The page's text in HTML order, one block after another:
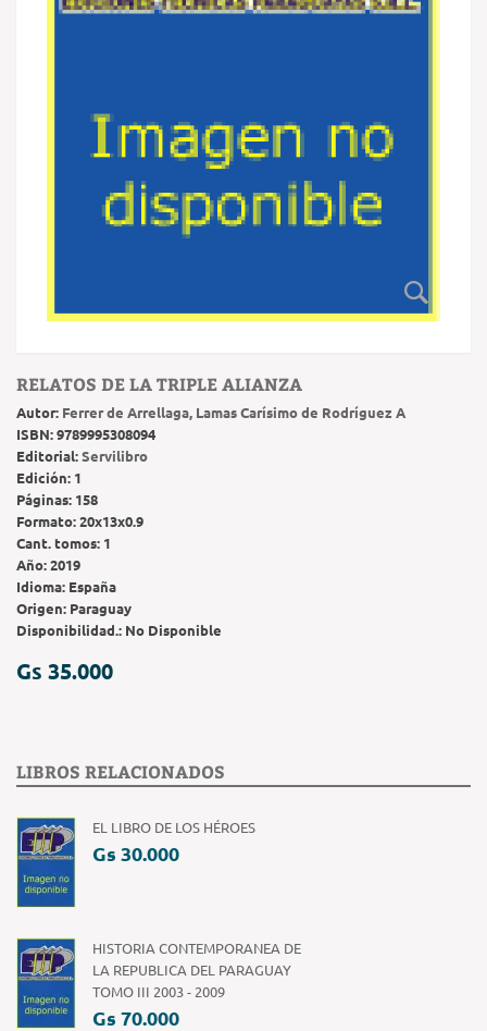
RELATOS DE LA TRIPLE ALIANZA
Autor: Ferrer de Arrellaga, Lamas Carísimo de Rodríguez A
ISBN:9789995308094
Editorial:Servilibro
Edición: 1
Páginas: 158
Formato:20x13x0.9
Cant. tomos: 1
Año:2019
Idioma: España
Origen: Paraguay
Disponibilidad.: No Disponible
Gs 35.000
LIBROS RELACIONADOS
EL LIBRO DE LOS HÉROES
Gs 30.000
HISTORIA CONTEMPORANEA DE
LA REPUBLICA DEL PARAGUAY
TOMO III 2003 - 2009
Gs 70.000